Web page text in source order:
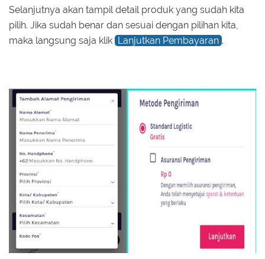
Selanjutnya akan tampil detail produk yang sudah kita
pilih. Jika sudah benar dan sesuai dengan pilihan kita,
maka langsung saja klik Lanjutkan Pembayaran .